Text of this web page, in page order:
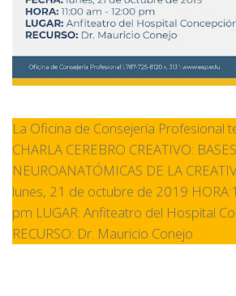
La Oficina de Consejería Profesional
CHARLA CEREBRO CREATIVO: BASES
NEUROANATÓMICAS DE LA
lunes, 21 de octubre de 2019
pm LUGAR: Anfiteatro del Hospital
RECURSO: Dr. Mauricio Conejo